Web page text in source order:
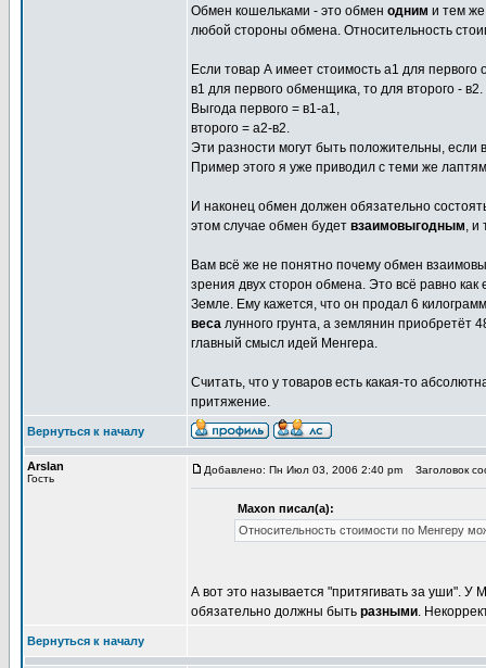
Обмен кошельками - это обмен одним и тем же
любой стороны обмена. Относительность
Если товар А имеет стоимость а1 для
в1 для первого обменщика, то для второго -
Выгода первого = в1-а1,
второго = а2-в2.
Эти разности могут быть положительны, если
Пример этого я уже приводил с теми же
И наконец обмен должен обязательно
этом случае обмен будет взаимовыгодным, и
Вам всё же не понятно почему обмен
зрения двух сторон обмена. Это всё равно
Земле. Ему кажется, что он продал 6
веса лунного грунта, а землянин приобретёт
главный смысл идей Менгера.
Считать, что у товаров есть какая-то
притяжение.
Вернуться к началу
Arslan
Гость
Добавлено: Пн Июл 03, 2006 2:40 pm Заголовок
Maxon писал(а):
Относительность стоимости по Менгеру
А вот это называется "притягивать за уши". У
обязательно должны быть разными.
Вернуться к началу